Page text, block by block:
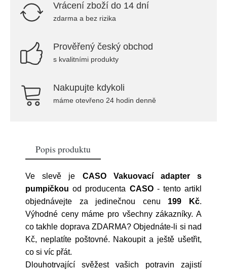
Vrácení zboží do 14 dní
zdarma a bez rizika
Prověřený český obchod
s kvalitními produkty
Nakupujte kdykoli
máme otevřeno 24 hodin denně
Popis produktu
Ve slevě je CASO Vakuovací adapter s
pumpičkou od producenta CASO- tento artikl
objednávejte za jedinečnou cenu 199 Kč.
Výhodné ceny máme pro všechny zákazníky. A
co takhle doprava ZDARMA? Objednáte-li si nad
Kč, neplatíte poštovné. Nakoupit a ještě ušetřit,
co si víc přát.
Dlouhotrvající svěžest vašich potravin zajistí